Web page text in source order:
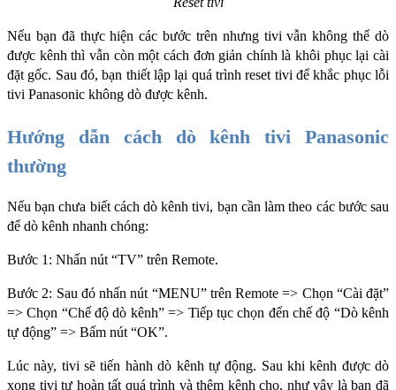
Nếu bạn đã thực hiện các bước trên nhưng tivi vẫn không thể dò
được kênh thì vẫn còn một cách đơn giản chính là khôi phục lại cài
đặt gốc. Sau đó, bạn thiết lập lại quá trình reset tivi để khắc phục lỗi
tivi Panasonic không dò được kênh.
Hướng dẫn cách dò kênh tivi Panasonic
thường
Nếu bạn chưa biết cách dò kênh tivi, bạn cần làm theo các bước sau
để dò kênh nhanh chóng:
Bước 1: Nhấn nút “TV” trên Remote.
Bước 2: Sau đó nhấn nút “MENU” trên Remote => Chọn “Cài đặt”
=> Chọn “Chế độ dò kênh” => Tiếp tục chọn đến chế độ “Dò kênh
tự động” => Bấm nút “OK”.
Lúc này, tivi sẽ tiến hành dò kênh tự động. Sau khi kênh được dò
xong tivi tự hoàn tất quá trình và thêm kênh cho, như vậy là bạn đã